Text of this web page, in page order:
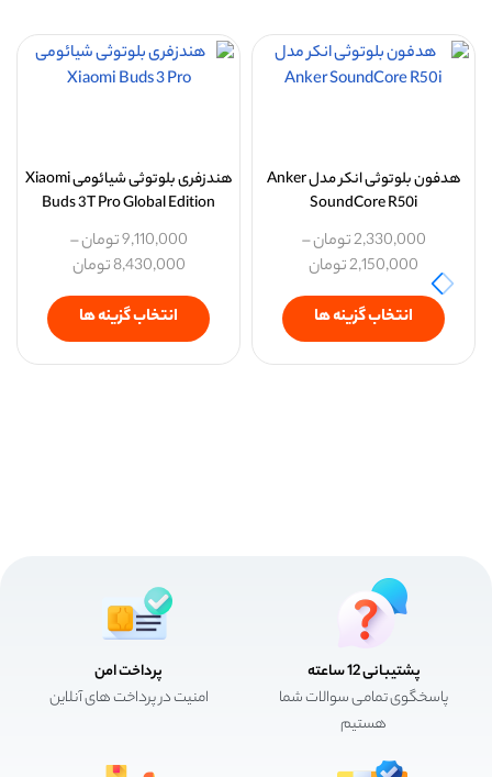
هدفون بلوتوثی انکر مدل Anker
SoundCore R50i
2,330,000تومان–
2,150,000تومان
انتخاب گزینه ها
هندزفری بلوتوثی شیائومی Xiaomi
Buds 3T Pro Global Edition
9,110,000تومان–
8,430,000تومان
انتخاب گزینه ها
پشتیبانی 12 ساعته
پاسخگوی تمامی سوالات شما
هستیم
پرداخت امن
امنیت در پرداخت های آنلاین